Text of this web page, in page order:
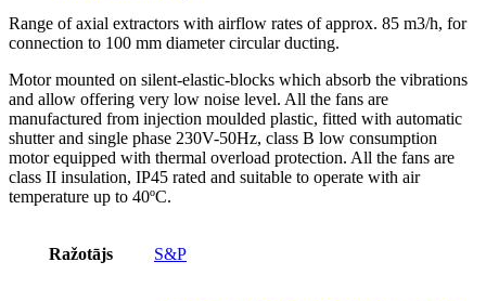
Range of axial extractors with airflow rates of approx. 85 m3/h, for
connection to 100 mm diameter circular ducting.
Motor mounted on silent-elastic-blocks which absorb the vibrations
and allow offering very low noise level. All the fans are
manufactured from injection moulded plastic, fitted with automatic
shutter and single phase 230V-50Hz, class B low consumption
motor equipped with thermal overload protection. All the fans are
class II insulation, IP45 rated and suitable to operate with air
temperature up to 40ºC.
Ražotājs S&P